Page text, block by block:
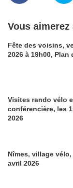
Vous aimerez
Fête des voisins,
2026 à 19h00, Plan
Visites rando vélo
conférencière, les
2026
Nîmes, village
avril 2026